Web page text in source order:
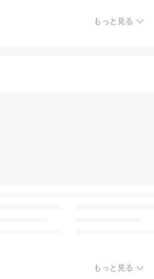
もっと見る
もっと見る